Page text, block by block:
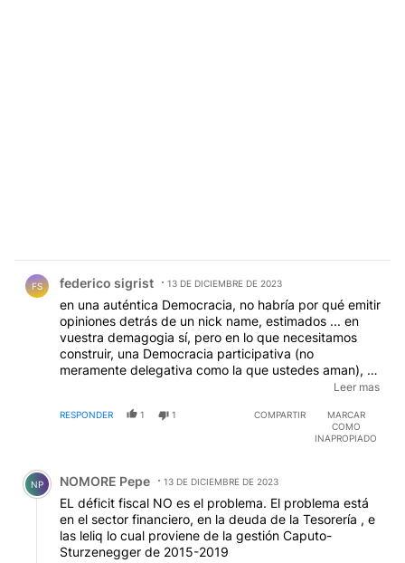
FS federico sigrist 13 DE DICIEMBRE DE 2023
en una auténtica Democracia, no habría por qué emitir
opiniones detrás de un nick name, estimados ... en
vuestra demagogia sí, pero en lo que necesitamos
construir, una Democracia participativa (no
meramente delegativa como la que ustedes aman), no
... están invitados, pero no contesto mensajes desde
las confortables zonas oscuras del anonimato
Leer mas
RESPONDER 1 1 COMPARTIR
MARCAR
COMO
INAPROPIADO
Comentario de NOMORE Pepe.
NP NOMORE Pepe 13 DE DICIEMBRE DE 2023
EL déficit fiscal NO es el problema. El problema está
en el sector financiero, en la deuda de la Tesorería , e
las leliq lo cual proviene de la gestión Caputo-
Sturzenegger de 2015-2019